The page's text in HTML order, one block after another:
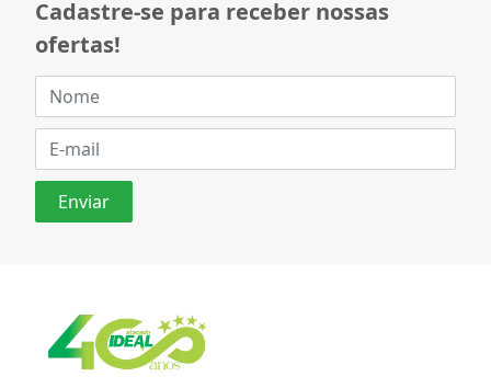
Cadastre-se para receber nossas
ofertas!